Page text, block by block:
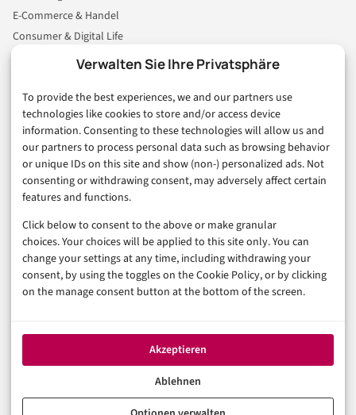
Verwalten Sie Ihre Privatsphäre
To provide the best experiences, we and our partners use
technologies like cookies to store and/or access device
information. Consenting to these technologies will allow us and
our partners to process personal data such as browsing behavior
or unique IDs on this site and show (non-) personalized ads. Not
consenting or withdrawing consent, may adversely affect certain
features and functions.
Click below to consent to the above or make granular
choices. Your choices will be applied to this site only. You can
change your settings at any time, including withdrawing your
consent, by using the toggles on the Cookie Policy, or by clicking
on the manage consent button at the bottom of the screen.
Akzeptieren
Ablehnen
E-Commerce & Handel
Consumer & Digital Life
Business & Karriere
Sicherheit & Recht
Digitalisierung
Marketing
Magazin
Unsere Redaktion
Werbeformate & Media Kit
Rechtliches
Datenschutzerklärung (EU)
Cookie-Richtlinie (EU)